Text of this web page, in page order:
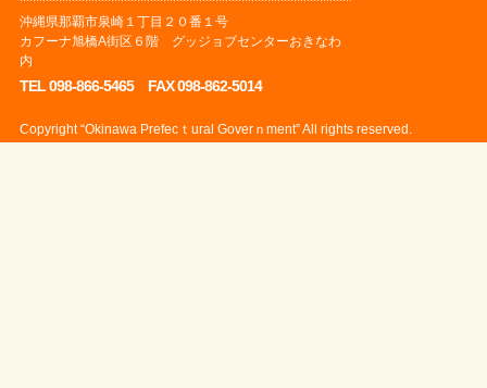
沖縄県那覇市泉崎１丁目２０番１号
カフーナ旭橋A街区６階 グッジョブセンターおきなわ
内
TEL 098-866-5465 FAX 098-862-5014
Copyright “Okinawa Prefecｔural Goverｎment” All rights reserved.